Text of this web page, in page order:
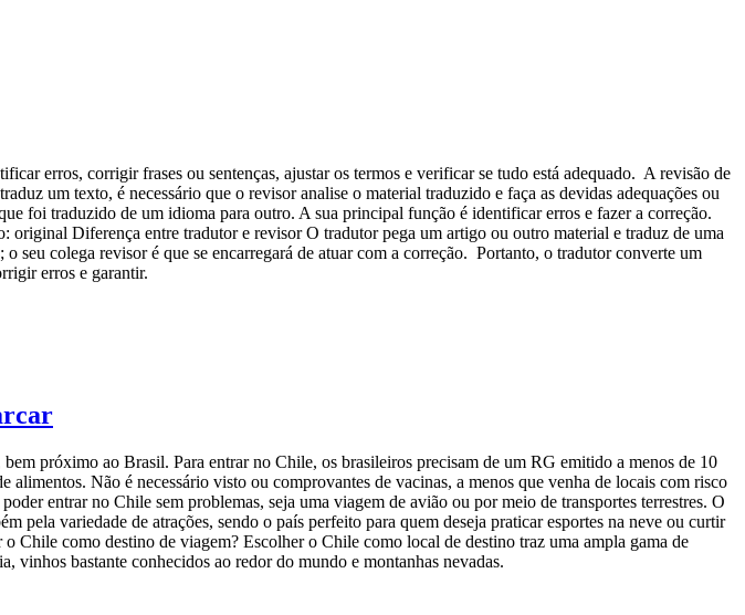
erros, corrigir frases ou sentenças, ajustar os termos e verificar se tudo está adequado. A revisão de
um texto, é necessário que o revisor analise o material traduzido e faça as devidas adequações ou
foi traduzido de um idioma para outro. A sua principal função é identificar erros e fazer a correção.
original Diferença entre tradutor e revisor O tradutor pega um artigo ou outro material e traduz de uma
colega revisor é que se encarregará de atuar com a correção. Portanto, o tradutor converte um
erros e garantir.
próximo ao Brasil. Para entrar no Chile, os brasileiros precisam de um RG emitido a menos de 10
Não é necessário visto ou comprovantes de vacinas, a menos que venha de locais com risco
entrar no Chile sem problemas, seja uma viagem de avião ou por meio de transportes terrestres. O
pela variedade de atrações, sendo o país perfeito para quem deseja praticar esportes na neve ou curtir
Chile como destino de viagem? Escolher o Chile como local de destino traz uma ampla gama de
vinhos bastante conhecidos ao redor do mundo e montanhas nevadas.